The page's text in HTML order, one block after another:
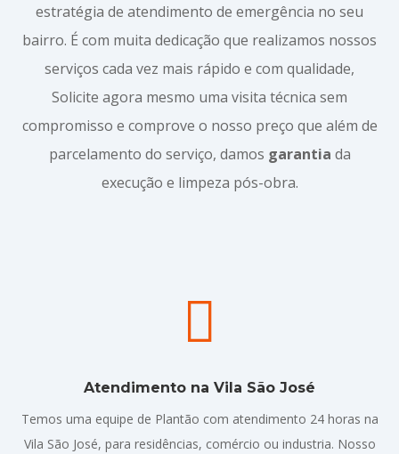
estratégia de atendimento de emergência no seu
bairro. É com muita dedicação que realizamos nossos
serviços cada vez mais rápido e com qualidade,
Solicite agora mesmo uma visita técnica sem
compromisso e comprove o nosso preço que além de
parcelamento do serviço, damos garantia da
execução e limpeza pós-obra.

Atendimento na Vila São José
Temos uma equipe de Plantão com atendimento 24 horas na
Vila São José, para residências, comércio ou industria. Nosso